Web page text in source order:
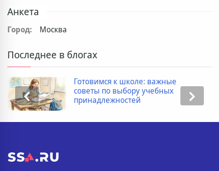
Анкета
Город: Москва
Последнее в блогах
Готовимся к школе: важные
советы по выбору учебных
принадлежностей